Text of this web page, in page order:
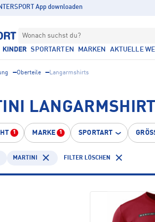
App downloaden
Wonach suchst du?
KINDER SPORTARTEN MARKEN AKTUELLE
Oberteile Langarmshirts
1 MARKE 1 SPORTART
MARTINI FILTER LÖSCHEN